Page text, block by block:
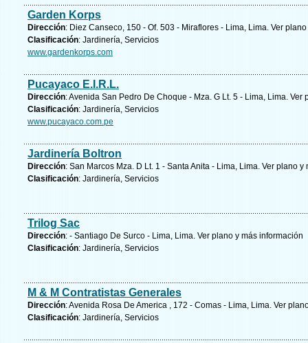
Garden Korps
Dirección: Diez Canseco, 150 - Of. 503 - Miraflores - Lima, Lima. Ver plano
Clasificación: Jardinería, Servicios
www.gardenkorps.com
Pucayaco E.I.R.L.
Dirección: Avenida San Pedro De Choque - Mza. G Lt. 5 - Lima, Lima. Ver
Clasificación: Jardinería, Servicios
www.pucayaco.com.pe
Jardinería Boltron
Dirección: San Marcos Mza. D Lt. 1 - Santa Anita - Lima, Lima. Ver plano y
Clasificación: Jardinería, Servicios
Trilog Sac
Dirección: - Santiago De Surco - Lima, Lima. Ver plano y más información
Clasificación: Jardinería, Servicios
M & M Contratistas Generales
Dirección: Avenida Rosa De America , 172 - Comas - Lima, Lima. Ver
Clasificación: Jardinería, Servicios